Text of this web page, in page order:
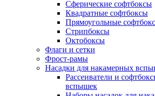
Сферические софтбоксы
Квадратные софтбоксы
Прямоугольные
Стрипбоксы
Октобоксы
Флаги и сетки
Фрост-рамы
Насадки для накамерных
Рассеиватели и
вспышек